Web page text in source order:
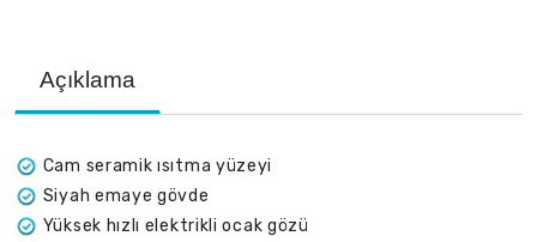
Açıklama
Cam seramik ısıtma yüzeyi
Siyah emaye gövde
Yüksek hızlı elektrikli ocak gözü